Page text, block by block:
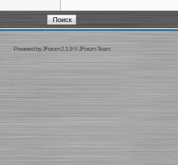
Powered byJForum 2.1.9©JForum Team